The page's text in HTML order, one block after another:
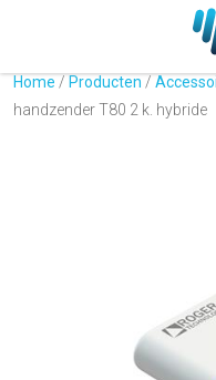
Home / Producten /
handzender T80 2 k. hybride